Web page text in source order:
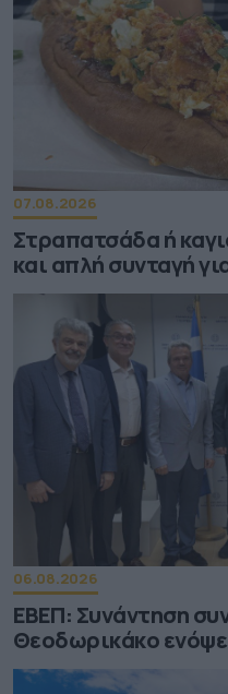
07.08.2026
Στραπατσάδα ή
και απλή συνταγή
06.08.2026
ΕΒΕΠ: Συνάντηση
Θεοδωρικάκο